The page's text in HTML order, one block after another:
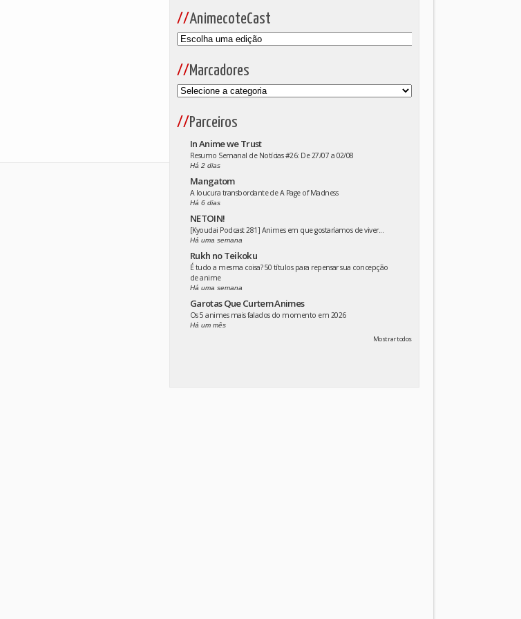
AnimecoteCast
Marcadores
Parceiros
In Anime we Trust
Resumo Semanal de Notícias #26: De 27/07 a 02/08
Há 2 dias
Mangatom
A loucura transbordante de A Page of Madness
Há 6 dias
NETOIN!
[Kyoudai Podcast 281] Animes em que gostaríamos de viver...
Há uma semana
Rukh no Teikoku
É tudo a mesma coisa? 50 títulos para repensar sua concepção
de anime
Há uma semana
Garotas Que Curtem Animes
Os 5 animes mais falados do momento em 2026
Há um mês
Mostrar todos